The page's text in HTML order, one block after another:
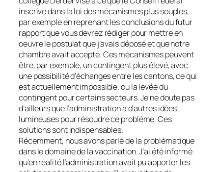
inscrive dans la loi des mécanismes plus souples,
par exemple en reprenant les conclusions du futur
rapport que vous devrez rédiger pour mettre en
oeuvre le postulat que j’avais déposé et que notre
chambre avait accepté. Ces mécanismes peuvent
être, par exemple, un contingent plus élevé, avec
une possibilité d’échanges entre les cantons, ce qui
est actuellement impossible, ou la levée du
contingent pour certains secteurs. Je ne doute pas
d’ailleurs que l’administration a d’autres idées
lumineuses pour résoudre ce problème. Ces
solutions sont indispensables.
Récemment, nous avons parlé de la problématique
dans le domaine de la vaccination. J’ai été informé
qu’en réalité l’administration avait pu apporter les